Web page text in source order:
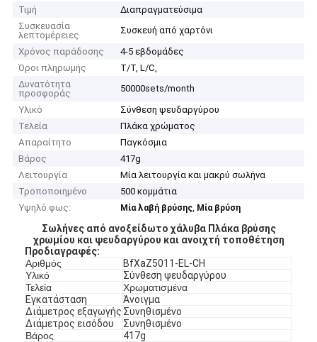
Τιμή
Διαπραγματεύσιμα
Συσκευασία
λεπτομέρειες
Συσκευή από χαρτόνι
Χρόνος παράδοσης
4-5 εβδομάδες
Όροι πληρωμής
T/T, L/C,
Δυνατότητα
προσφοράς
50000sets/month
Υλικό
Σύνθεση ψευδαργύρου
Τελεία
Πλάκα χρώματος
Απαραίτητο
Παγκόσμια
Βάρος
417g
Λειτουργία
Μία λειτουργία και μακρύ σωλήνα
Τροποποιημένο
500 κομμάτια
Υψηλό φως:
Μία λαβή βρύσης, Μία βρύση
Σωλήνες από ανοξείδωτο χάλυβα Πλάκα βρύσης
χρωμίου και ψευδαργύρου και ανοιχτή τοποθέτηση
Προδιαγραφές:
Αριθμός
BfXaZ5011-EL-CH
Υλικό
Σύνθεση ψευδαργύρου
Τελεία
Χρωματισμένα
Εγκατάσταση
Άνοιγμα
Διάμετρος εξαγωγής Συνηθισμένο
Διάμετρος εισόδου
Συνηθισμένο
Βάρος
417g